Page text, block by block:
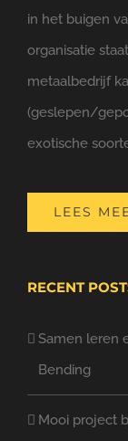
in het buigen
organisatie
metaalbedrijf
(geslepen/
exotische
LEES
RECENT
Samen leren
Bending
Mooi project